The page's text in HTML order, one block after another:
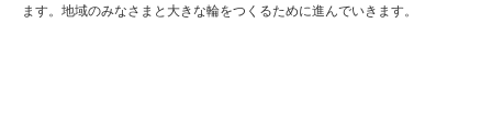
ます。地域のみなさまと大きな輪をつくるために進んでいきます。